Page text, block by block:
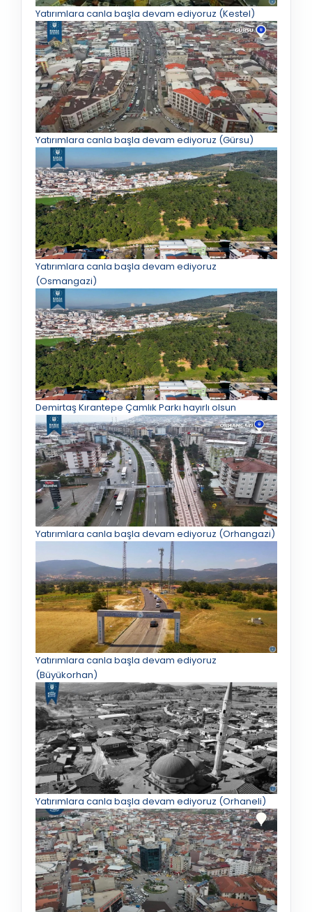
Yatırımlara canla başla devam ediyoruz (Kestel)
Yatırımlara canla başla devam ediyoruz (Gürsu)
Yatırımlara canla başla devam ediyoruz
(Osmangazi)
Demirtaş Kırantepe Çamlık Parkı hayırlı olsun
Yatırımlara canla başla devam ediyoruz (Orhangazi)
Yatırımlara canla başla devam ediyoruz
(Büyükorhan)
Yatırımlara canla başla devam ediyoruz (Orhaneli)